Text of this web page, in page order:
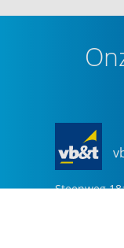
Steenweg 18